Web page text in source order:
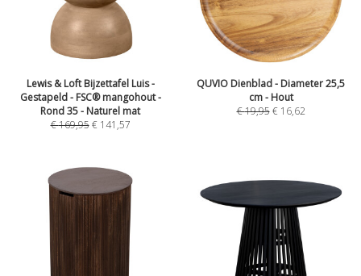
Lewis & Loft Bijzettafel Luis -
Gestapeld - FSC® mangohout -
Rond 35 - Naturel mat
€169,95 € 141,57
QUVIO Dienblad - Diameter 25,5
cm - Hout
€19,95 € 16,62